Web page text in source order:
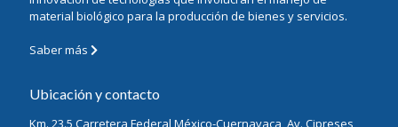
material biológico para la producción de bienes y servicios.
Saber más
Ubicación y contacto
Km. 23.5 Carretera Federal México-Cuernavaca, Av. Cipreses